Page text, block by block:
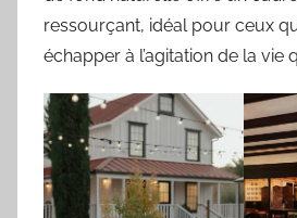
ressourçant, idéal pour ceux
échapper à l’agitation de la vie